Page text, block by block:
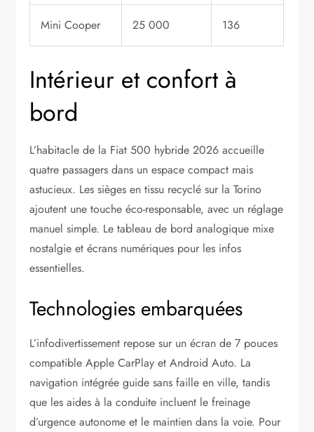
Mini Cooper 25 000 136
Intérieur et confort à
bord
L’habitacle de la Fiat 500 hybride 2026 accueille
quatre passagers dans un espace compact mais
astucieux. Les sièges en tissu recyclé sur la Torino
ajoutent une touche éco-responsable, avec un réglage
manuel simple. Le tableau de bord analogique mixe
nostalgie et écrans numériques pour les infos
essentielles.
Technologies embarquées
L’infodivertissement repose sur un écran de 7 pouces
compatible Apple CarPlay et Android Auto. La
navigation intégrée guide sans faille en ville, tandis
que les aides à la conduite incluent le freinage
d’urgence autonome et le maintien dans la voie. Pour